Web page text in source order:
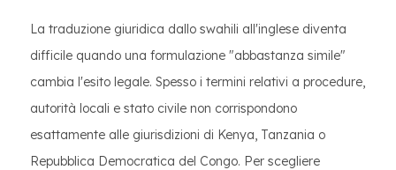
La traduzione giuridica dallo swahili all'inglese diventa
difficile quando una formulazione "abbastanza simile"
cambia l'esito legale. Spesso i termini relativi a procedure,
autorità locali e stato civile non corrispondono
esattamente alle giurisdizioni di Kenya, Tanzania o
Repubblica Democratica del Congo. Per scegliere